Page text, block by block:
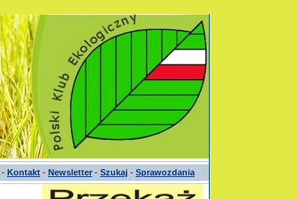
- Kontakt - Newsletter - Szukaj - Sprawozdania